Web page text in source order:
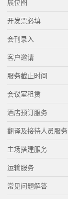
展位图
开发票必填
会刊录入
客户邀请
服务截止时间
会议室租赁
酒店预订服务
翻译及接待人员服务
主场搭建服务
运输服务
常见问题解答